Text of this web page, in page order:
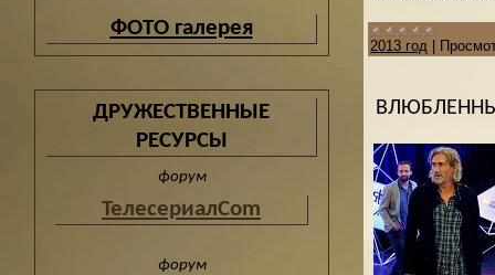
ФОТО галерея
ДРУЖЕСТВЕННЫЕ
РЕСУРСЫ
форум
ТелесериалCom
форум
2013 год